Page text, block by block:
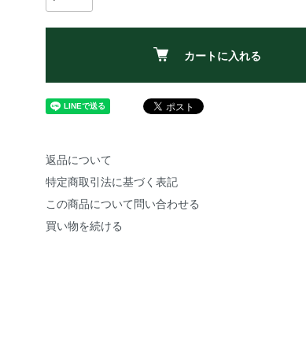
カートに入れる
返品について
特定商取引法に基づく表記
この商品について問い合わせる
買い物を続ける